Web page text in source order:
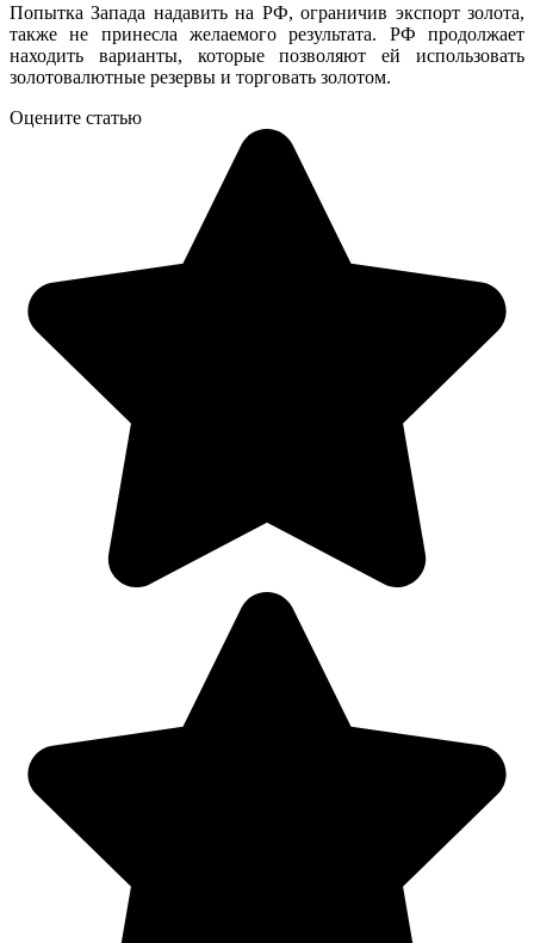
Попытка Запада надавить на РФ, ограничив экспорт золота,
также не принесла желаемого результата. РФ продолжает
находить варианты, которые позволяют ей использовать
золотовалютные резервы и торговать золотом.
Оцените статью